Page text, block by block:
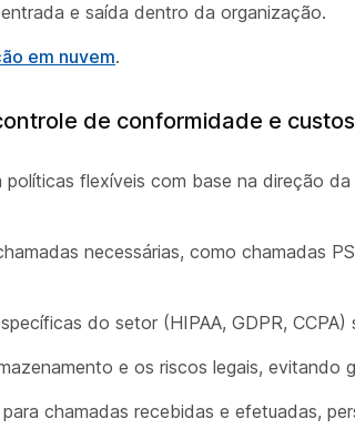
e saída dentro da organização.
em nuvem.
de conformidade e custos
flexíveis com base na direção
necessárias, como chamadas
do setor (HIPAA, GDPR,
e os riscos legais, evitando
chamadas recebidas e efetuadas,